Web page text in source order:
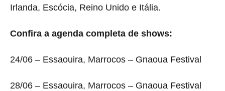
Irlanda, Escócia, Reino Unido e Itália.
Confira a agenda completa de shows:
24/06 – Essaouira, Marrocos – Gnaoua Festival
28/06 – Essaouira, Marrocos – Gnaoua Festival